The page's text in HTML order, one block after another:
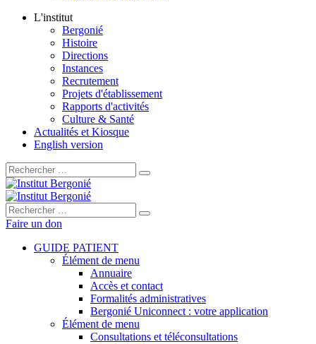
L'institut
Bergonié
Histoire
Directions
Instances
Recrutement
Projets d'établissement
Rapports d'activités
Culture & Santé
Actualités et Kiosque
English version
Rechercher :
Rechercher :
Faire un don
GUIDE PATIENT
Élément de menu
Annuaire
Accès et contact
Formalités administratives
Bergonié Uniconnect : votre application
Élément de menu
Consultations et téléconsultations